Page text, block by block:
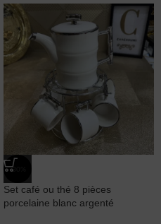
-30%
Set café ou thé 8 pièces
porcelaine blanc argenté